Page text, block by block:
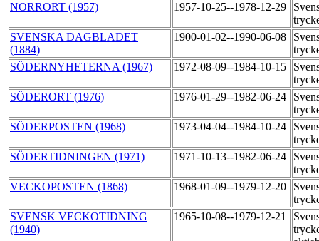
NORRORT (1957)
1957-10-25--1978-12-29
SVENSKA DAGBLADET
(1884)
1900-01-02--1990-06-08
SÖDERNYHETERNA (1967)
1972-08-09--1984-10-15
SÖDERORT (1976)
1976-01-29--1982-06-24
SÖDERPOSTEN (1968)
1973-04-04--1984-10-24
SÖDERTIDNINGEN (1971)
1971-10-13--1982-06-24
VECKOPOSTEN (1868)
1968-01-09--1979-12-20
SVENSK VECKOTIDNING
(1940)
1965-10-08--1979-12-21